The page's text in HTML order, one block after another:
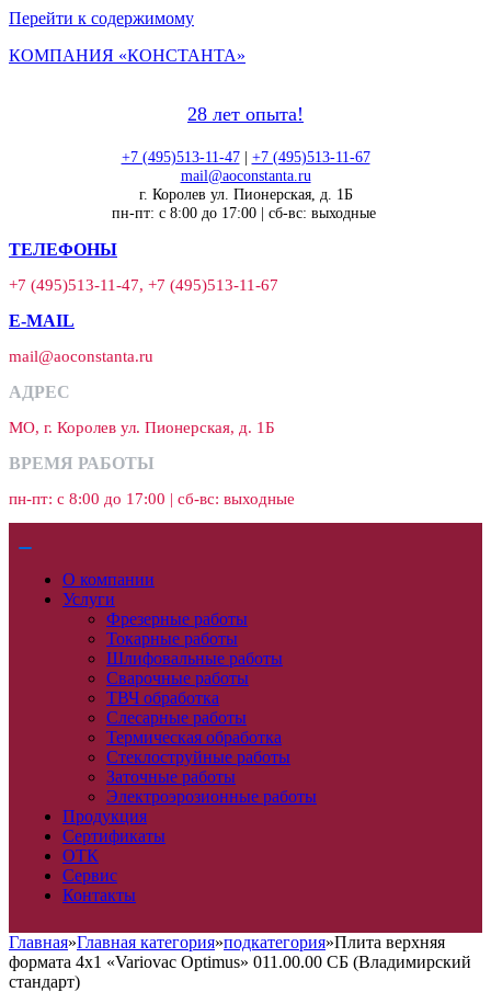
Перейти к содержимому
КОМПАНИЯ «КОНСТАНТА»
28 лет опыта!
+7 (495)513-11-47| +7 (495)513-11-67
mail@aoconstanta.ru
г. Королев ул. Пионерская, д. 1Б
пн-пт: с 8:00 до 17:00 | сб-вс: выходные
ТЕЛЕФОНЫ
+7 (495)513-11-47, +7 (495)513-11-67
E-MAIL
mail@aoconstanta.ru
АДРЕС
МО, г. Королев ул. Пионерская, д. 1Б
ВРЕМЯ РАБОТЫ
пн-пт: с 8:00 до 17:00 | сб-вс: выходные
О компании
Услуги
Фрезерные работы
Токарные работы
Шлифовальные работы
Сварочные работы
ТВЧ обработка
Слесарные работы
Термическая обработка
Стеклоструйные работы
Заточные работы
Электроэрозионные работы
Продукция
Сертификаты
ОТК
Сервис
Контакты
Главная»Главная категория»подкатегория»Плита верхняя
формата 4х1 «Variovac Optimus» 011.00.00 СБ (Владимирский
стандарт)